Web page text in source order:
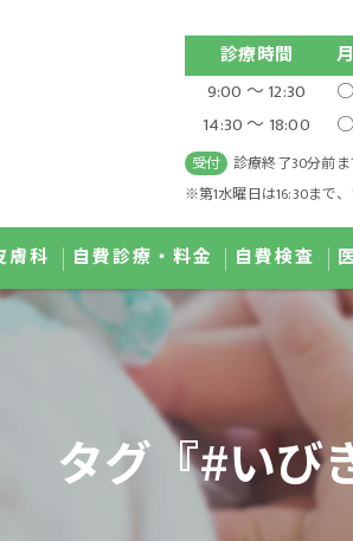
診療時間 月
9:00 ～ 12:30
○
14:30 ～ 18:00
○
受付 診療終了30分前
※第1水曜日は16:30まで
膚科 自費診療・料金
美肌治療 IPL
メディカルダイエット
点滴療法
高濃度ビタミンC点滴療法
自費検査
GI MAP検査
尿有機酸検査
唾液コルチゾ
タグ『#いび